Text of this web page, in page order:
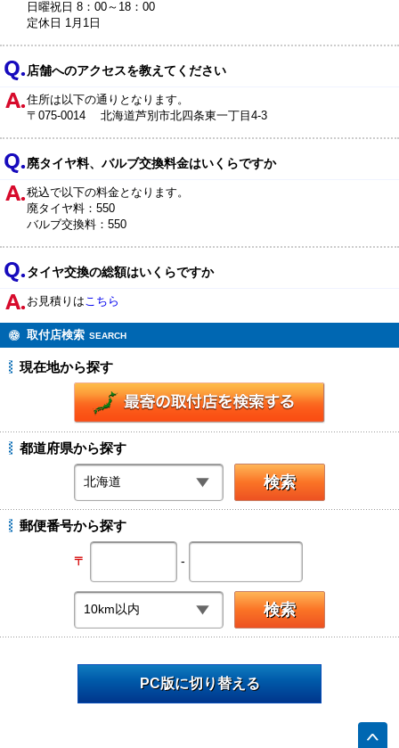
日曜祝日 8：00～18：00
定休日 1月1日
店舗へのアクセスを教えてください
住所は以下の通りとなります。
〒075-0014 北海道芦別市北四条東一丁目4-3
廃タイヤ料、バルブ交換料金はいくらですか
税込で以下の料金となります。
廃タイヤ料：550
バルブ交換料：550
タイヤ交換の総額はいくらですか
お見積りはこちら
取付店検索 SEARCH
現在地から探す
都道府県から探す
郵便番号から探す
〒 -
PC版に切り替える